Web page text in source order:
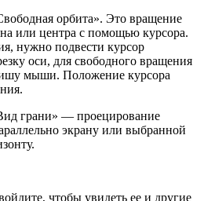
орбита». Это вращение
или центра с помощью курсора.
нужно подвести курсор
оси, для свободного вращения
мыши. Положение курсора
грани» — проецирование
экрану или выбранной
чтобы увидеть ее и другие